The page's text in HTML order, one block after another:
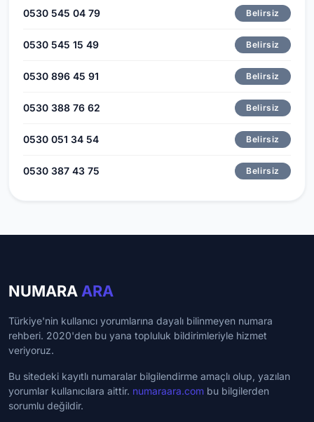
0530 545 04 79 Belirsiz
0530 545 15 49 Belirsiz
0530 896 45 91 Belirsiz
0530 388 76 62 Belirsiz
0530 051 34 54 Belirsiz
0530 387 43 75 Belirsiz
NUMARA ARA
Türkiye'nin kullanıcı yorumlarına dayalı bilinmeyen numara
rehberi. 2020'den bu yana topluluk bildirimleriyle hizmet
veriyoruz.
Bu sitedeki kayıtlı numaralar bilgilendirme amaçlı olup, yazılan
yorumlar kullanıcılara aittir. numaraara.com bu bilgilerden
sorumlu değildir.